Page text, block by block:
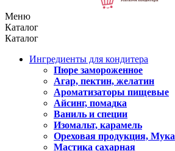
Меню
Каталог
Каталог
Ингредиенты для кондитера
Пюре замороженное
Агар, пектин, желатин
Ароматизаторы пищевые
Айсинг, помадка
Ваниль и специи
Изомальт, карамель
Ореховая продукция, Мука
Мастика сахарная